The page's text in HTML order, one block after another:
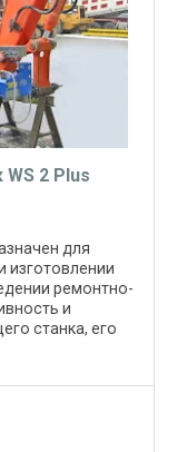
2 Plus
для
изготовлении
ремонтно-
и
станка, его